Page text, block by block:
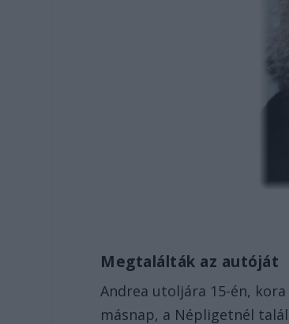
Megtalálták az autóját
Andrea utoljára 15-én,
másnap, a Népligetnél